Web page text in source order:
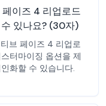
이즈 4 리업로드
있나요? (30자)
브 페이즈 4 리업로
터마이징 옵션을 제
화할 수 있습니다.